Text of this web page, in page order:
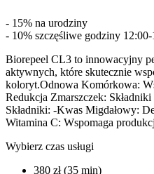
- 15% na urodziny
- 10% szczęśliwe godziny
Biorepeel CL3 to innowacyjny
aktywnych, które skutecznie
koloryt.Odnowa Komórkowa:
Redukcja Zmarszczek:
Składniki: -Kwas Migdałowy:
Witamina C: Wspomaga
Wybierz czas usługi
380 zł (35 min)